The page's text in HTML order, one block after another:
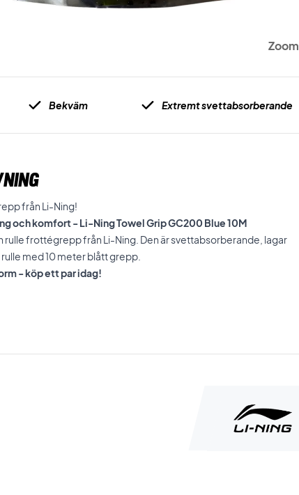
Zoom
Bekväm Extremt svettabsorberande
från Li-Ning!
och komfort - Li-Ning Towel Grip GC200 Blue 10M
rulle frottégrepp från Li-Ning. Den är svettabsorberande, lagar
med 10 meter blått grepp.
- köp ett par idag!